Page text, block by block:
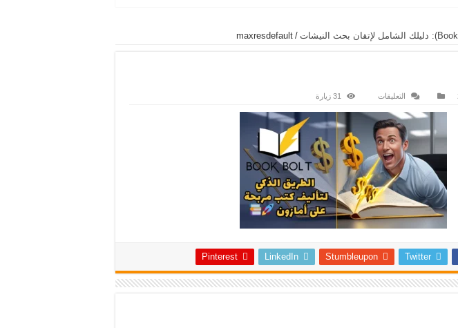
/
maxresdefault
التعليقات 31 زيارة
Twitter
Stumbleupon
LinkedIn
Pinterest